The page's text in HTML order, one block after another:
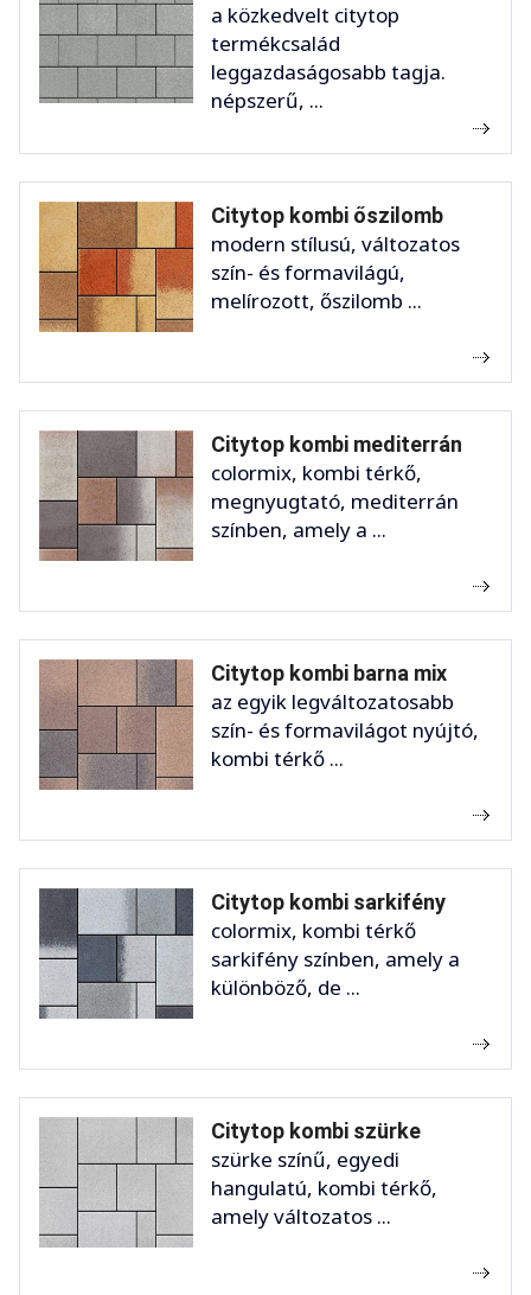
a közkedvelt citytop
termékcsalád
leggazdaságosabb tagja.
népszerű, ...
Citytop kombi őszilomb
modern stílusú, változatos
szín- és formavilágú,
melírozott, őszilomb ...
Citytop kombi mediterrán
colormix, kombi térkő,
megnyugtató, mediterrán
színben, amely a ...
Citytop kombi barna mix
az egyik legváltozatosabb
szín- és formavilágot nyújtó,
kombi térkő ...
Citytop kombi sarkifény
colormix, kombi térkő
sarkifény színben, amely a
különböző, de ...
Citytop kombi szürke
szürke színű, egyedi
hangulatú, kombi térkő,
amely változatos ...